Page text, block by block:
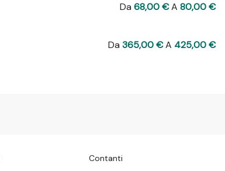
Da68,00 €A80,00 €
Da365,00 €A 425,00 €
Contanti